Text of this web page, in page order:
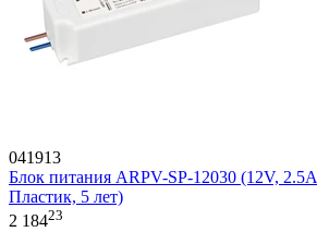
041913
Блок питания ARPV-SP-12030 (12V,
Пластик, 5 лет)
2 18423